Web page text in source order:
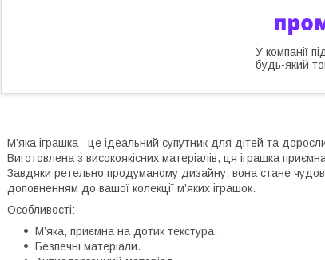
У компанії
будь-який
М’яка іграшка– це ідеальний супутник для дітей та
Виготовлена з високоякісних матеріалів, ця іграшка
Завдяки ретельно продуманому дизайну, вона стане
доповненням до вашої колекції м’яких іграшок.
Особливості:
М’яка, приємна на дотик текстура.
Безпечні матеріали.